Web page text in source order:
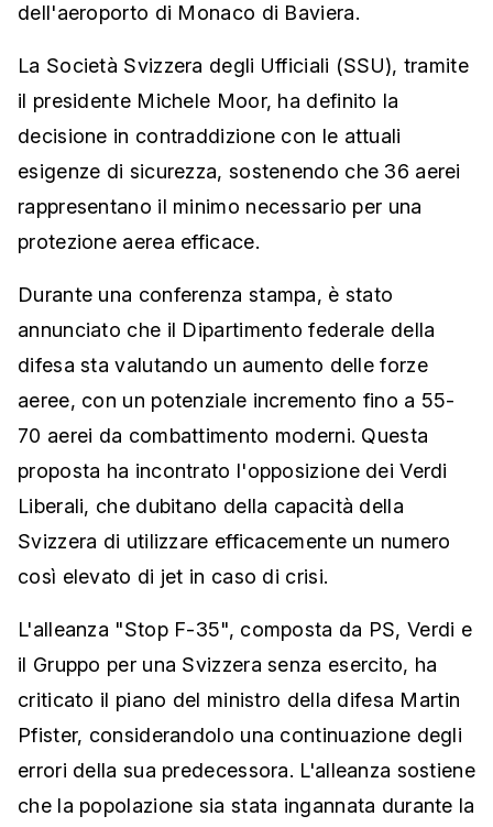
dell'aeroporto di Monaco di Baviera.
La Società Svizzera degli Ufficiali (SSU), tramite
il presidente Michele Moor, ha definito la
decisione in contraddizione con le attuali
esigenze di sicurezza, sostenendo che 36 aerei
rappresentano il minimo necessario per una
protezione aerea efficace.
Durante una conferenza stampa, è stato
annunciato che il Dipartimento federale della
difesa sta valutando un aumento delle forze
aeree, con un potenziale incremento fino a 55-
70 aerei da combattimento moderni. Questa
proposta ha incontrato l'opposizione dei Verdi
Liberali, che dubitano della capacità della
Svizzera di utilizzare efficacemente un numero
così elevato di jet in caso di crisi.
L'alleanza "Stop F-35", composta da PS, Verdi e
il Gruppo per una Svizzera senza esercito, ha
criticato il piano del ministro della difesa Martin
Pfister, considerandolo una continuazione degli
errori della sua predecessora. L'alleanza sostiene
che la popolazione sia stata ingannata durante la